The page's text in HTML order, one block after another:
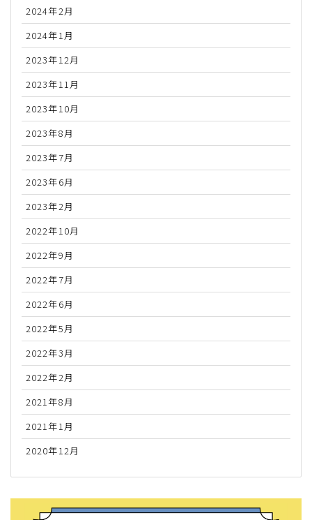
2024年2月
2024年1月
2023年12月
2023年11月
2023年10月
2023年8月
2023年7月
2023年6月
2023年2月
2022年10月
2022年9月
2022年7月
2022年6月
2022年5月
2022年3月
2022年2月
2021年8月
2021年1月
2020年12月